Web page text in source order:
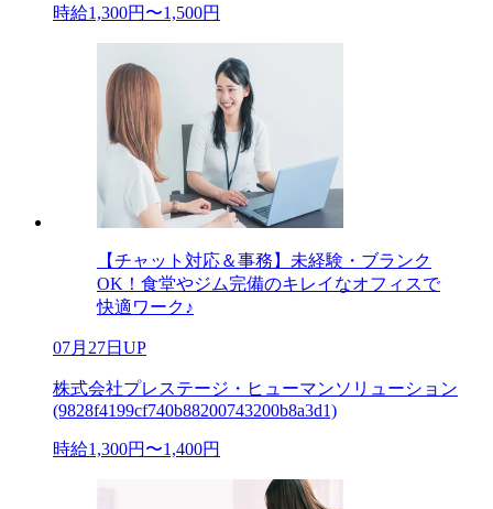
時給1,300円〜1,500円
【チャット対応＆事務】未経験・ブランク
OK！食堂やジム完備のキレイなオフィスで
快適ワーク♪
07月27日UP
株式会社プレステージ・ヒューマンソリューション
(9828f4199cf740b88200743200b8a3d1)
時給1,300円〜1,400円